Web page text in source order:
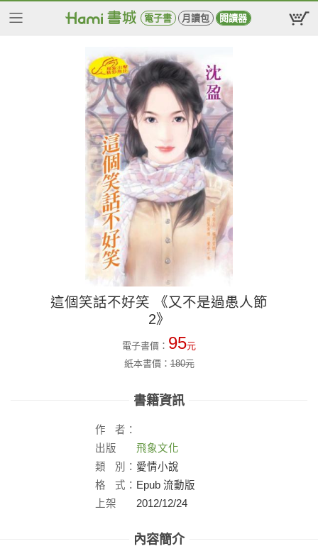
電子書 月讀包 閱讀器
這個笑話不好笑 《又不是過愚人節
2》
電子書價： 95元
紙本書價：180元
書籍資訊
作
者：
出版
社：
飛象文化
類
別： 愛情小說
格
式： Epub 流動版
上架
2012/12/24
內容簡介